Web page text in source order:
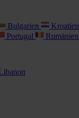
Bulgarien Kroatien
Portugal Rumänien